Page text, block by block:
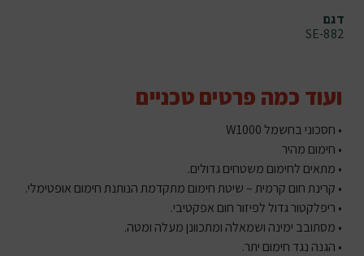
דגם
SE-882
ועוד כמה פרטים טכניים
• חסכוני בחשמל W1000
• חימום מהיר
• מתאים לחימום משטחים גדולים.
• קרינת חום קרמית – שיטת חימום מתקדמת הנותנת חימום אופטימלי.
• ריפלקטור גדול לפיזור חום אפקטיבי.
• מסתובב ימינה ושמאלה ומתכוונן מעלה ומטה.
• הגנה נגד חימום יתר.